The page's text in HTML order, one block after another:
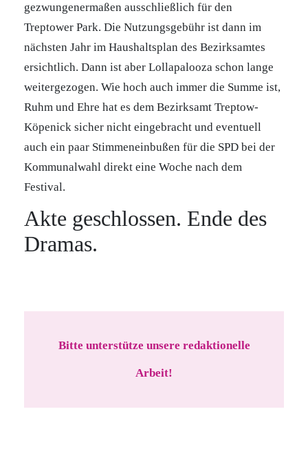
gezwungenermaßen ausschließlich für den
Treptower Park. Die Nutzungsgebühr ist dann im
nächsten Jahr im Haushaltsplan des Bezirksamtes
ersichtlich. Dann ist aber Lollapalooza schon lange
weitergezogen. Wie hoch auch immer die Summe ist,
Ruhm und Ehre hat es dem Bezirksamt Treptow-
Köpenick sicher nicht eingebracht und eventuell
auch ein paar Stimmeneinbußen für die SPD bei der
Kommunalwahl direkt eine Woche nach dem
Festival.
Akte geschlossen. Ende des
Dramas.
Bitte unterstütze unsere redaktionelle
Arbeit!